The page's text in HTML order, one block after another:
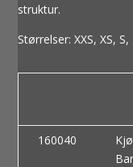
struktur.
Størrelser: XXS, XS,
160040